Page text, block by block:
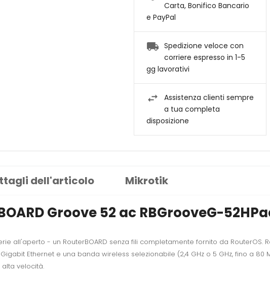
Carta, Bonifico Bancario
e PayPal
Spedizione veloce con
corriere espresso in 1-5
gg lavorativi
Assistenza clienti sempre
a tua completa
disposizione
dell'articolo Mikrotik
Groove 52 ac RBGrooveG-
all'aperto - un RouterBOARD senza fili completamente fornito da RouterOS.
Ethernet e una banda wireless selezionabile (2,4 GHz o 5 GHz, fino a
alta velocità.